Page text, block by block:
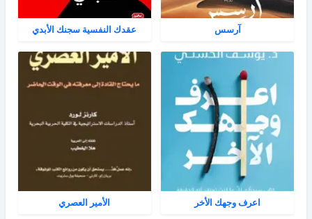
آرسس عقدك النفسية سجنك الأبدي
اعرف وجهك الأخر الأمير العصري